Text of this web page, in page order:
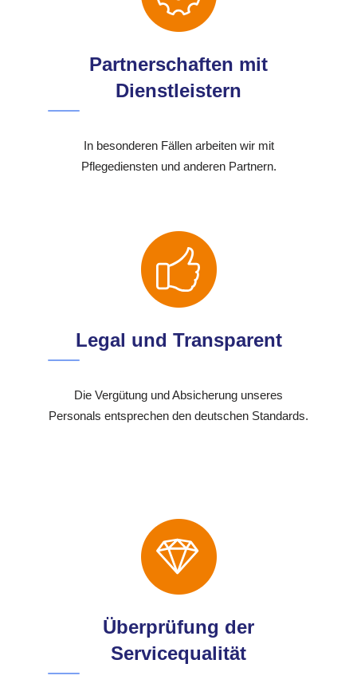
Partnerschaften mit
Dienstleistern
In besonderen Fällen arbeiten wir mit
Pflegediensten und anderen Partnern.
Legal und Transparent
Die Vergütung und Absicherung unseres
Personals entsprechen den deutschen Standards.
Überprüfung der
Servicequalität